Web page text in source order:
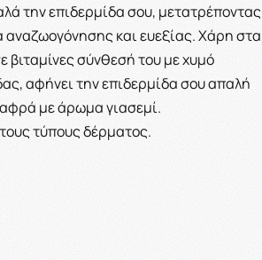
την επιδερμίδα σου,
αναζωογόνησης και ευεξίας. Χάρη στα
βιταμίνες σύνθεσή του με χυμό
αφήνει την επιδερμίδα σου απαλή
με άρωμα γιασεμί.
τύπους δέρματος.